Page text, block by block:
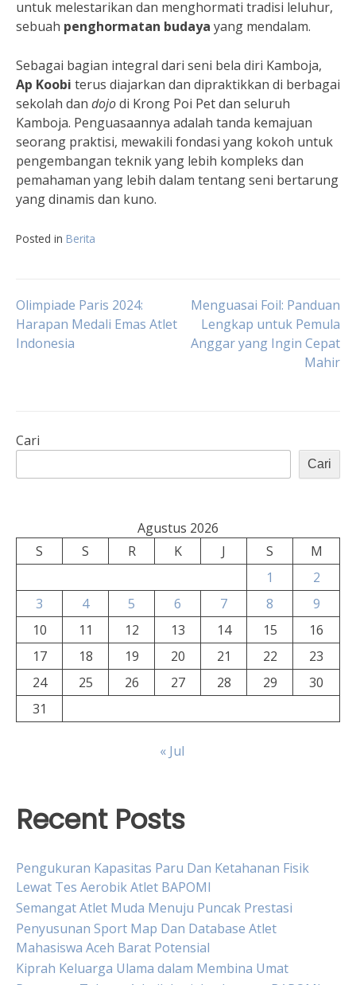
untuk melestarikan dan menghormati tradisi leluhur,
sebuah penghormatan budaya yang mendalam.
Sebagai bagian integral dari seni bela diri Kamboja,
Ap Koobi terus diajarkan dan dipraktikkan di berbagai
sekolah dan dojodi Krong Poi Pet dan seluruh
Kamboja. Penguasaannya adalah tanda kemajuan
seorang praktisi, mewakili fondasi yang kokoh untuk
pengembangan teknik yang lebih kompleks dan
pemahaman yang lebih dalam tentang seni bertarung
yang dinamis dan kuno.
Posted in Berita
Navigasi
pos
Olimpiade Paris 2024:
Harapan Medali Emas Atlet
Indonesia
Menguasai Foil: Panduan
Lengkap untuk Pemula
Anggar yang Ingin Cepat
Mahir
Cari
Cari
Agustus 2026
S
S R K J S
M
1
2
3
4 5 6 7 8
9
10
11 12 13 14 15
16
17
18 19 20 21 22
23
24
25 26 27 28 29
30
31
« Jul
Recent Posts
Pengukuran Kapasitas Paru Dan Ketahanan Fisik
Lewat Tes Aerobik Atlet BAPOMI
Semangat Atlet Muda Menuju Puncak Prestasi
Penyusunan Sport Map Dan Database Atlet
Mahasiswa Aceh Barat Potensial
Kiprah Keluarga Ulama dalam Membina Umat